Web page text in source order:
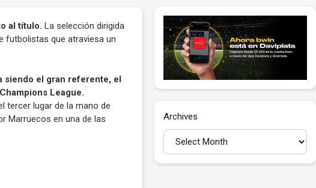
al título. La selección dirigida
futbolistas que atraviesa un
siendo el gran referente, el
League.
tercer lugar de la mano de
Marruecos en una de las
Archives